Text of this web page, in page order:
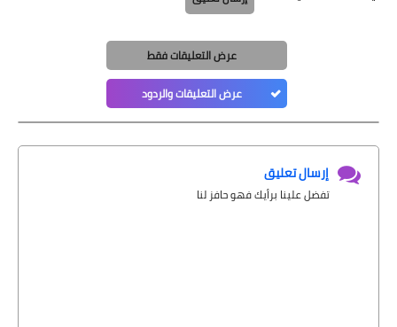
عرض التعليقات فقط
عرض التعليقات والردود
إرسال تعليق
تفضل علينا برأيك فهو حافز لنا